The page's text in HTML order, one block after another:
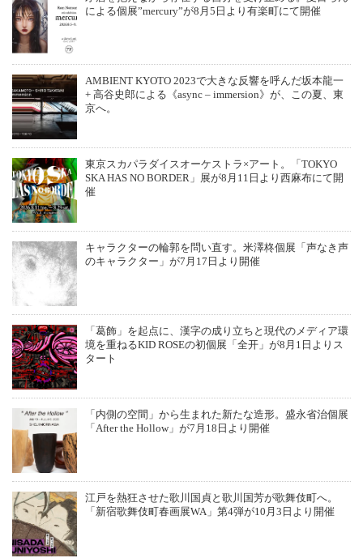
による個展”mercury”が8月5日より有楽町にて開催
AMBIENT KYOTO 2023で大きな反響を呼んだ坂本龍一
+ 高谷史郎による《async – immersion》が、この夏、東
京へ。
東京スカパラダイスオーケストラ×アート。「TOKYO
SKA HAS NO BORDER」展が8月11日より西麻布にて開
催
キャラクターの輪郭を問い直す。米澤柊個展「声なき声
のキャラクター」が7月17日より開催
「葛飾」を起点に、漢字の成り立ちと現代のメディア環
境を重ねるKID ROSEの初個展「全开」が8月1日よりス
タート
「内側の空間」から生まれた新たな造形。盛永省治個展
「After the Hollow」が7月18日より開催
江戸を熱狂させた歌川国貞と歌川国芳が歌舞伎町へ。
「新宿歌舞伎町春画展WA」第4弾が10月3日より開催